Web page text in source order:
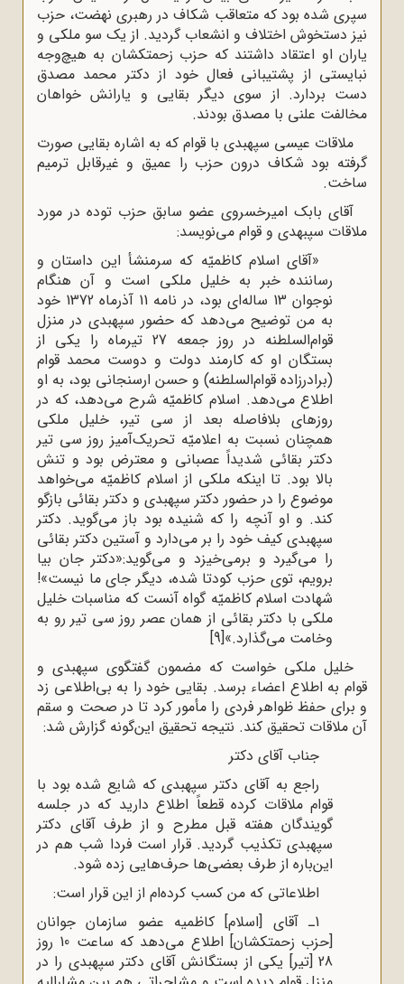
سپری شده بود که متعاقب شکاف در رهبری نهضت، حزب
نیز دستخوش اختلاف و انشعاب گردید. از یک سو ملکی و
یاران او اعتقاد داشتند که حزب زحمتکشان به هیچ‌وجه
نبایستی از پشتیبانی فعال خود از دکتر محمد مصدق
دست بردارد. از سوی دیگر بقایی و یارانش خواهان
مخالفت علنی با مصدق بودند.
ملاقات عیسی سپهبدی با قوام که به اشاره بقایی صورت
گرفته بود شکاف درون حزب را عمیق و غیرقابل ترمیم
ساخت.
آقای بابک امیرخسروی عضو سابق حزب توده در مورد
ملاقات سپبهدی و قوام می‌نویسد:
«آقای اسلام کاظمیّه که سرمنشأ این داستان و
رساننده خبر به خلیل ملکی است و آن هنگام
نوجوان 13 ساله‌ای بود، در نامه 11 آذرماه 1372 خود
به من توضیح می‌دهد که حضور سپهبدی در منزل
قوام‌السلطنه در روز جمعه 27 تیرماه را یکی از
بستگان او که کارمند دولت و دوست محمد قوام
(برادرزاده قوام‌السلطنه) و حسن ارسنجانی بود، به او
اطلاع می‌دهد. اسلام کاظمیّه شرح می‌دهد، که در
روزهای بلافاصله بعد از سی تیر، خلیل ملکی
همچنان نسبت به اعلامیّه تحریک‌آمیز روز سی تیر
دکتر بقائی شدیداً عصبانی و معترض بود و تنش
بالا بود. تا اینکه ملکی از اسلام کاظمیّه می‌خواهد
موضوع را در حضور دکتر سپهبدی و دکتر بقائی بازگو
کند. و او آنچه را که شنیده بود باز می‌گوید. دکتر
سپهبدی کیف خود را بر می‌‌دارد و آستین دکتر بقائی
را می‌گیرد و برمی‌خیزد و می‌گوید:«دکتر جان بیا
برویم، توی حزب کودتا شده، دیگر جای ما نیست»!
شهادت اسلام کاظمیّه گواه آنست که مناسبات خلیل
ملکی با دکتر بقائی از همان عصر روز سی تیر رو به
وخامت می‌گذارد.»[9]
خلیل ملکی خواست که مضمون گفتگوی سپهبدی و
قوام به اطلاع اعضاء برسد. بقایی خود را به بی‌اطلاعی زد
و برای حفظ ظواهر فردی را مأمور کرد تا در صحت و سقم
آن ملاقات تحقیق کند. نتیجه تحقیق این‌گونه گزارش شد:
جناب آقای دکتر
راجع به آقای دکتر سپهبدی که شایع شده بود با
قوام ملاقات کرده قطعاً اطلاع دارید که در جلسه
گویندگان هفته قبل مطرح و از طرف آقای دکتر
سپهبدی تکذیب گردید. قرار است فردا شب هم در
این‌باره از طرف بعضی‌ها حرف‌هایی زده شود.
اطلاعاتی که من کسب کرده‌ام از این قرار است:
1ـ آقای [اسلام] کاظمیه عضو سازمان جوانان
[حزب زحمتکشان] اطلاع می‌دهد که ساعت 10 روز
28 [تیر] یکی از بستگانش آقای دکتر سپهبدی را در